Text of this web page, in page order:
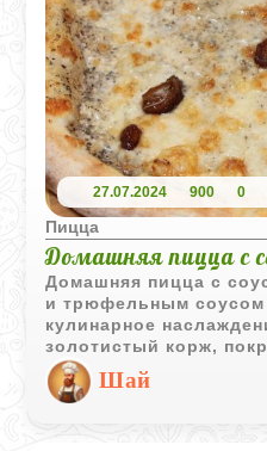
27.07.2024 900 0
Пицца
Домашняя пицца с
Домашняя пицца с
и трюфельным соусом
кулинарное
золотистый корж,
бешамель, смешанным
сырами, и
Шай